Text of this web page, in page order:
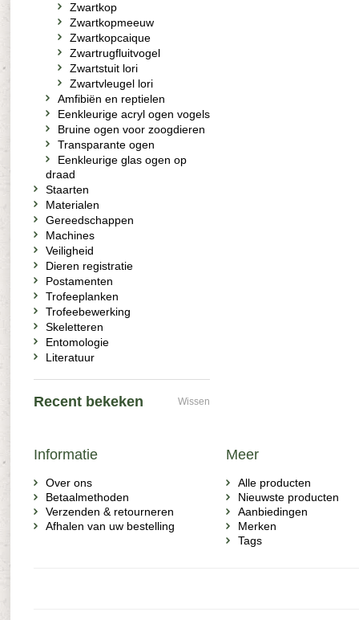
Zwartkop
Zwartkopmeeuw
Zwartkopcaique
Zwartrugfluitvogel
Zwartstuit lori
Zwartvleugel lori
Amfibiën en reptielen
Eenkleurige acryl ogen vogels
Bruine ogen voor zoogdieren
Transparante ogen
Eenkleurige glas ogen op
draad
Staarten
Materialen
Gereedschappen
Machines
Veiligheid
Dieren registratie
Postamenten
Trofeeplanken
Trofeebewerking
Skeletteren
Entomologie
Literatuur
Recent bekeken Wissen
Informatie
Over ons
Betaalmethoden
Verzenden & retourneren
Afhalen van uw bestelling
Meer
Alle producten
Nieuwste producten
Aanbiedingen
Merken
Tags